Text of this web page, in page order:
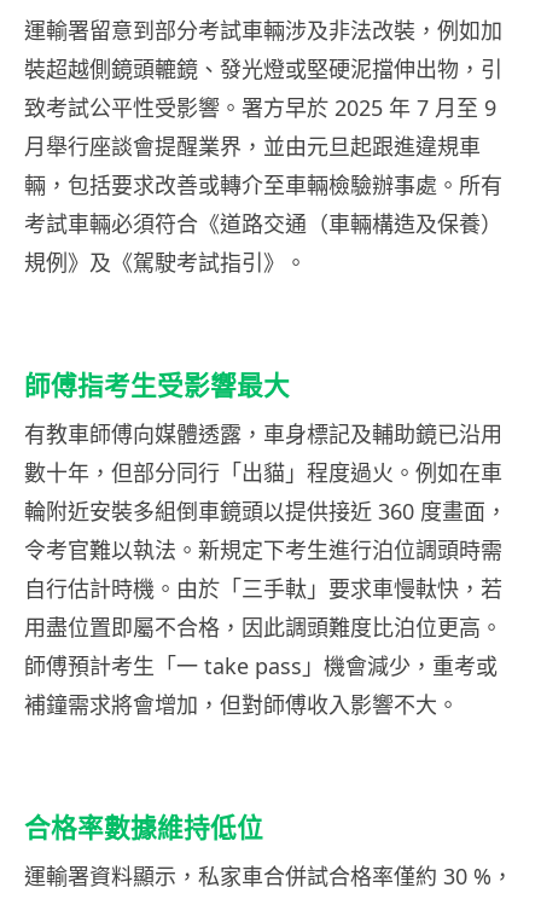
運輸署留意到部分考試車輛涉及非法改裝，例如加
裝超越側鏡頭轆鏡、發光燈或堅硬泥擋伸出物，引
致考試公平性受影響。署方早於 2025 年 7 月至 9
月舉行座談會提醒業界，並由元旦起跟進違規車
輛，包括要求改善或轉介至車輛檢驗辦事處。所有
考試車輛必須符合《道路交通（車輛構造及保養）
規例》及《駕駛考試指引》。
師傅指考生受影響最大
有教車師傅向媒體透露，車身標記及輔助鏡已沿用
數十年，但部分同行「出貓」程度過火。例如在車
輪附近安裝多組倒車鏡頭以提供接近 360 度畫面，
令考官難以執法。新規定下考生進行泊位調頭時需
自行估計時機。由於「三手軚」要求車慢軚快，若
用盡位置即屬不合格，因此調頭難度比泊位更高。
師傅預計考生「一 take pass」機會減少，重考或
補鐘需求將會增加，但對師傅收入影響不大。
合格率數據維持低位
運輸署資料顯示，私家車合併試合格率僅約 30 %，